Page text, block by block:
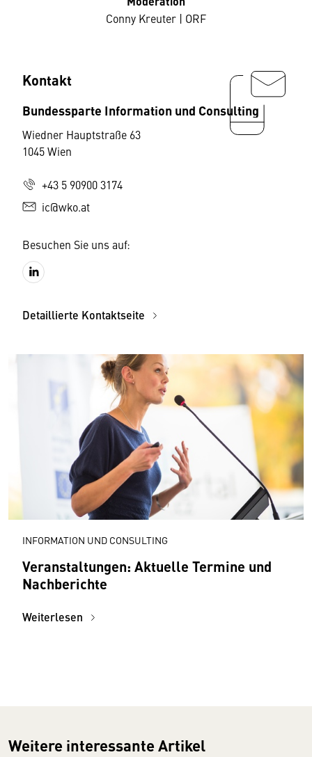
Conny Kreuter | ORF
Kontakt
Bundessparte Information und Consulting
Wiedner Hauptstraße 63
1045 Wien
+43 5 90900 3174
ic@wko.at
Besuchen Sie uns auf:
Detaillierte Kontaktseite
INFORMATION UND CONSULTING
Veranstaltungen: Aktuelle Termine und
Nachberichte
Weiterlesen
Weitere interessante Artikel